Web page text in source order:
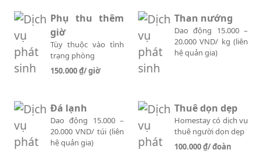
Phụ thu thêm
giờ
Tùy thuộc vào tình
trạng phòng
150.000 ₫/ giờ
Than nướng
Dao động 15.000 –
20.000 VND/ kg (liên
hệ quản gia)
Đá lạnh
Dao động 15.000 –
20.000 VND/ túi (liên
hệ quản gia)
Thuê dọn dẹp
Homestay có dịch vụ
thuê người dọn dẹp
100.000 ₫/ đoàn